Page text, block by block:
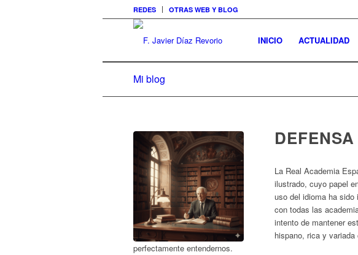
REDES OTRAS WEB Y BLOG
INICIO ACTUALIDAD
Mi blog
La Real Academia
ilustrado, cuyo papel
uso del idioma ha
con todas las
intento de mantener
hispano, rica y
perfectamente entendernos.